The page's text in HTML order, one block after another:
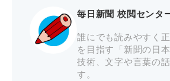
毎日新聞 校閲センタ
誰にでも読みやすく
を目指す「新聞の日
技術、文字や言葉の
す。